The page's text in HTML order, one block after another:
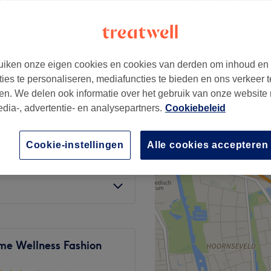
vanaf €90
€125
Wellness Fashion
onze eigen cookies en cookies van derden om inhoud en
te personaliseren, mediafuncties te bieden en ons verkeer
We delen ook informatie over het gebruik van onze website
, advertentie- en analysepartners. Cookiebeleid
Alle cookies accepteren
Cookie-instellingen